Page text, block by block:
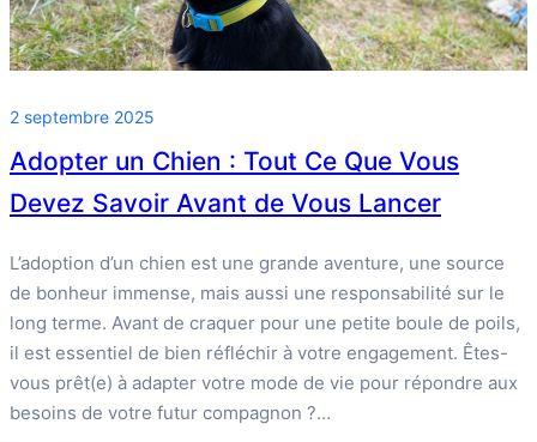
2 septembre 2025
Adopter un Chien : Tout Ce Que Vous
Devez Savoir Avant de Vous Lancer
L’adoption d’un chien est une grande aventure, une source
de bonheur immense, mais aussi une responsabilité sur le
long terme. Avant de craquer pour une petite boule de poils,
il est essentiel de bien réfléchir à votre engagement. Êtes-
vous prêt(e) à adapter votre mode de vie pour répondre aux
besoins de votre futur compagnon ?…